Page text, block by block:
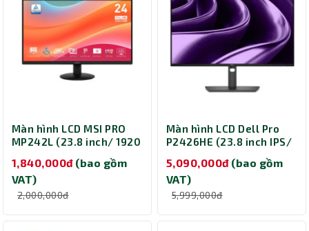
Màn hình LCD MSI PRO
MP242L (23.8 inch/ 1920
1ms/ 100Hz)
1,840,000đ (bao gồm
VAT)
2,000,000đ
Màn hình LCD Dell Pro
P2426HE (23.8 inch IPS/
5ms/ 120Hz)
5,090,000đ (bao gồm
VAT)
5,999,000đ